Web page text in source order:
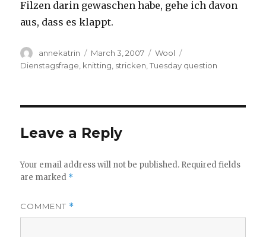
Filzen darin gewaschen habe, gehe ich davon
aus, dass es klappt.
Author
annekatrin
Posted
on
March 3, 2007 Categories
Wool
Dienstagsfrage knitting stricken ,Tuesday question
Leave a Reply
Your email address will not be published. Required fields
are marked *
COMMENT *